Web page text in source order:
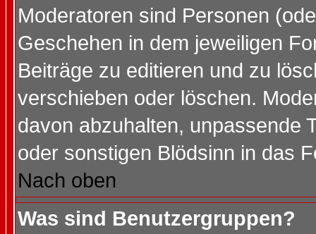
Moderatoren sind Personen
Geschehen in dem jeweiligen
Beiträge zu editieren und zu
verschieben oder löschen.
davon abzuhalten, unpassende
oder sonstigen Blödsinn in das
Nach oben
Was sind Benutzergruppen?